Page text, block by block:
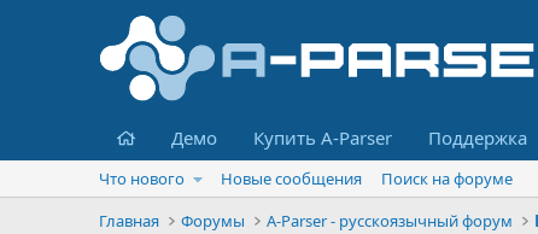
Главная
Демо Купить A-Parser Поддержка
Что нового Новые сообщения
Поиск на форуме
Главная
Форумы A-Parser - русскоязычный форум